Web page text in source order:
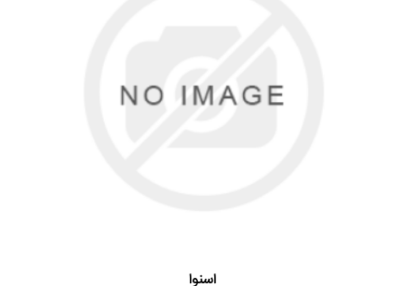
اسنوا